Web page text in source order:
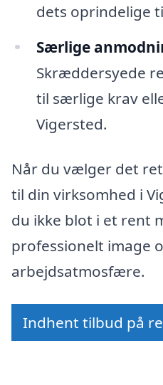
dets oprindelige
Særlige
Skræddersyede
til særlige krav
Vigersted.
Når du vælger det
til din virksomhed i
du ikke blot i et rent
professionelt image
arbejdsatmosfære.
Indhent tilbud på